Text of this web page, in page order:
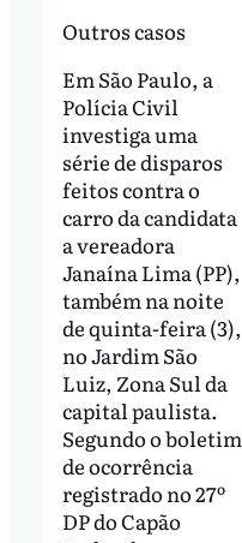
Outros casos
Em São Paulo, a
Polícia Civil
investiga uma
série de disparos
feitos contra o
carro da candidata
a vereadora
Janaína Lima (PP),
também na noite
de quinta-feira (3),
no Jardim São
Luiz, Zona Sul da
capital paulista.
Segundo o boletim
de ocorrência
registrado no 27º
DP do Capão